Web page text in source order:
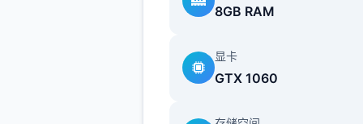
首先步游戏剧情后先输入各
得选其一（正然选50刀...），
礼包码的方法是打开背包，点掌
8GB RAM
显卡
GTX 1060